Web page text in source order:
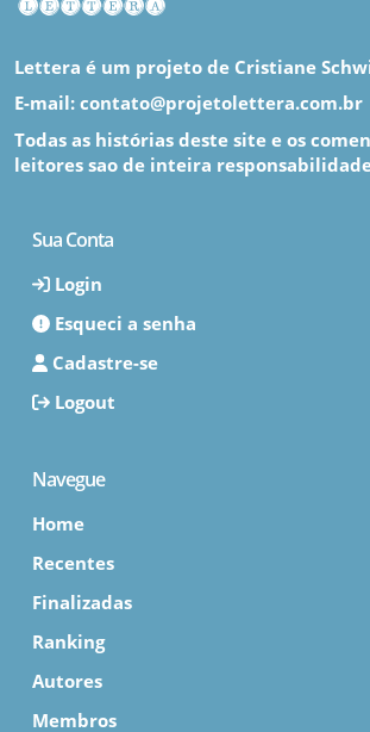
Lettera é um projeto de Cristiane
E-mail: contato@projetolettera.com.br
Todas as histórias deste site e os
leitores sao de inteira
Sua Conta
Login
Esqueci a senha
Cadastre-se
Logout
Navegue
Home
Recentes
Finalizadas
Ranking
Autores
Membros